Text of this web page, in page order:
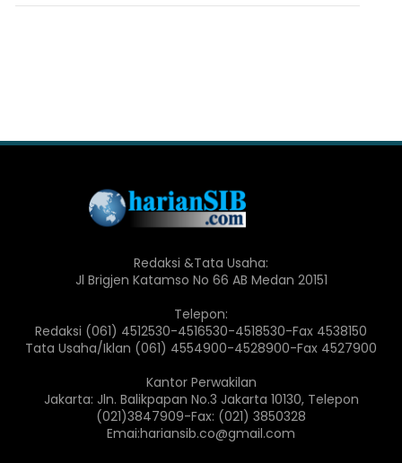
Redaksi &Tata Usaha:
Jl Brigjen Katamso No 66 AB Medan 20151
Telepon:
Redaksi (061) 4512530-4516530-4518530-Fax 4538150
Tata Usaha/Iklan (061) 4554900-4528900-Fax 4527900
Kantor Perwakilan
Jakarta: Jln. Balikpapan No.3 Jakarta 10130, Telepon
(021)3847909-Fax: (021) 3850328
Emai:hariansib.co@gmail.com